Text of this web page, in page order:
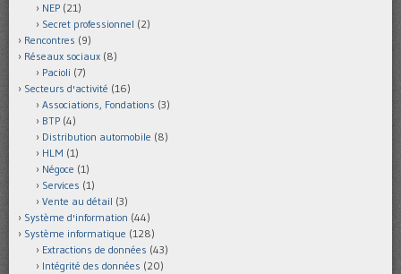
NEP (21)
Secret professionnel (2)
Rencontres (9)
Réseaux sociaux (8)
Pacioli (7)
Secteurs d'activité (16)
Associations, Fondations (3)
BTP (4)
Distribution automobile (8)
HLM (1)
Négoce (1)
Services (1)
Vente au détail (3)
Système d'information (44)
Système informatique (128)
Extractions de données (43)
Intégrité des données (20)